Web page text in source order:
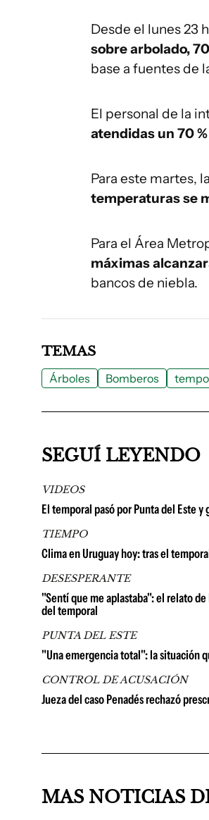
Desde el lunes 23
sobre arbolado,
base a fuentes de
El personal de la
atendidas un 70
Para este martes,
temperaturas se
Para el Área
máximas
bancos de niebla.
TEMAS
Árboles Bomberos
SEGUÍ LEYENDO
VIDEOS
El temporal pasó por Punta del Este
TIEMPO
Clima en Uruguay hoy: tras el
DESESPERANTE
"Sentí que me aplastaba": el relato
del temporal
PUNTA DEL ESTE
"Una emergencia total": la situación
CONTROL DE ACUSACIÓN
Jueza del caso Penadés rechazó
MAS NOTICIAS